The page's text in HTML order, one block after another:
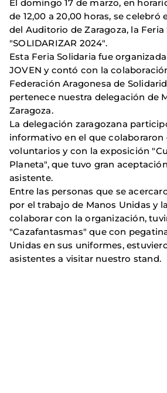
El domingo 17 de marzo, en
de 12,00 a 20,00 horas, se celebró
del Auditorio de Zaragoza, la Feria
"SOLIDARIZAR 2024".
Esta Feria Solidaria fue
JOVEN y contó con la
Federación Aragonesa de
pertenece nuestra delegación de
Zaragoza.
La delegación zaragozana
informativo en el que colaboraron
voluntarios y con la exposición
Planeta", que tuvo gran
asistente.
Entre las personas que se
por el trabajo de Manos Unidas y
colaborar con la organización,
"Cazafantasmas" que con
Unidas en sus uniformes,
asistentes a visitar nuestro stand.